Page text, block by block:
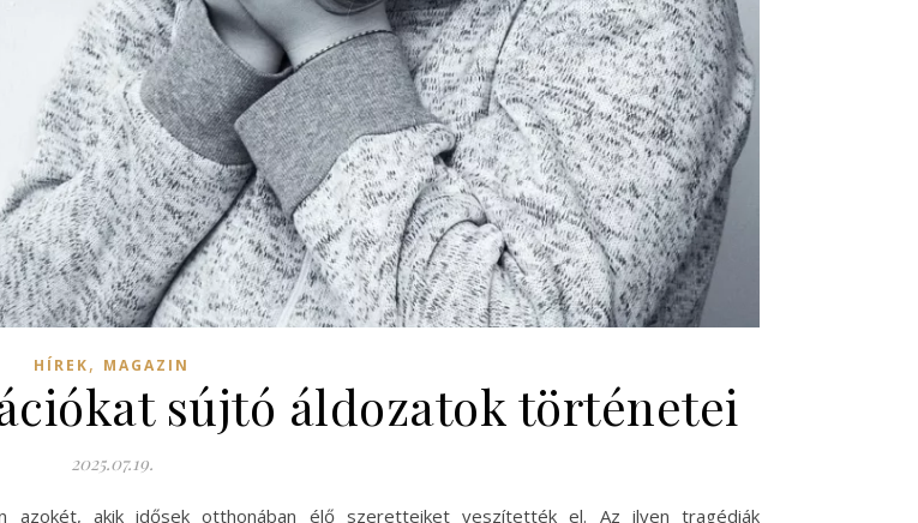
HÍREK, MAGAZIN
sújtó áldozatok történetei
2025.07.19.
azokét, akik idősek otthonában élő szeretteiket veszítették el. Az ilyen tragédiák